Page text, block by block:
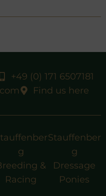
+49 (0) 171 6507181
Find us here
g
&
Racing
Stauffenber
g
Dressage
Ponies